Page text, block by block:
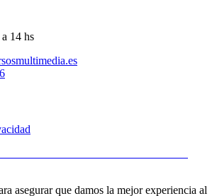
14 hs
asegurar que damos la mejor experiencia al